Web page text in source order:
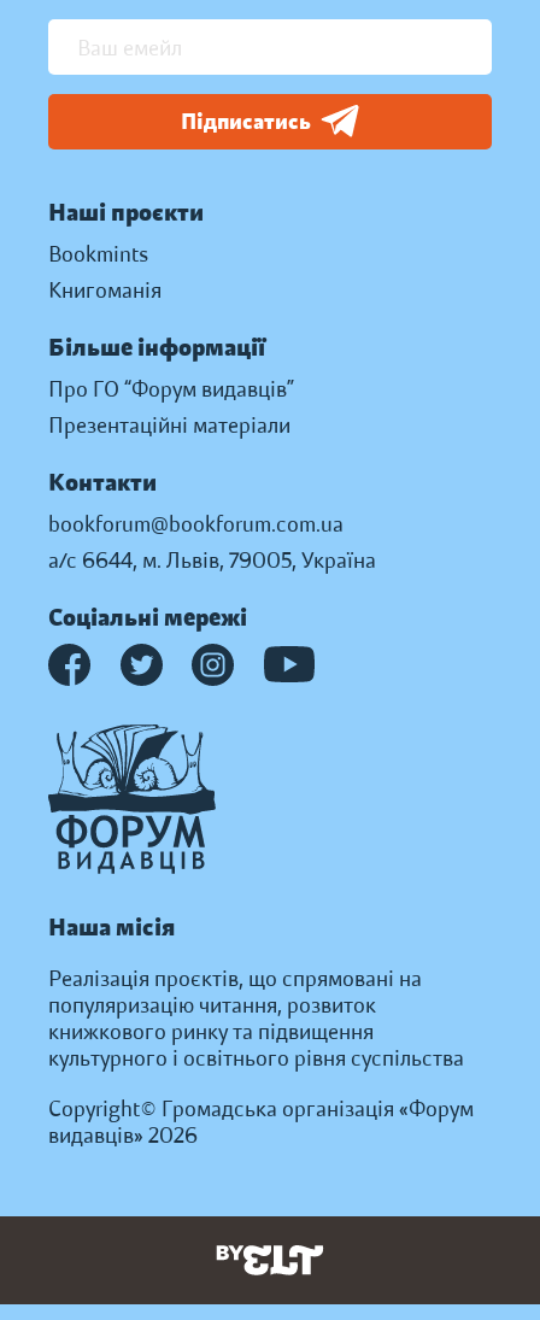
Підписатись
Наші проєкти
Bookmints
Книгоманія
Більше інформації
Про ГО “Форум видавців”
Презентаційні матеріали
Контакти
bookforum@bookforum.com.ua
а/с 6644, м. Львів, 79005, Україна
Соціальні мережі
Наша місія
Реалізація проєктів, що спрямовані на
популяризацію читання, розвиток
книжкового ринку та підвищення
культурного і освітнього рівня суспільства
Copyright© Громадська організація «Форум
видавців» 2026